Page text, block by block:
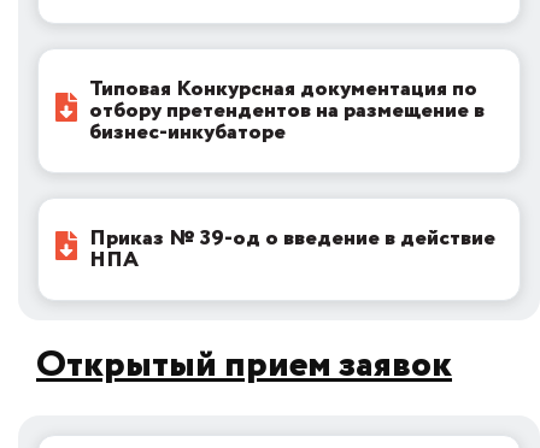
Типовая Конкурсная документация по
отбору претендентов на размещение в
бизнес-инкубаторе
Приказ № 39-од о введение в действие
НПА
Открытый прием заявок